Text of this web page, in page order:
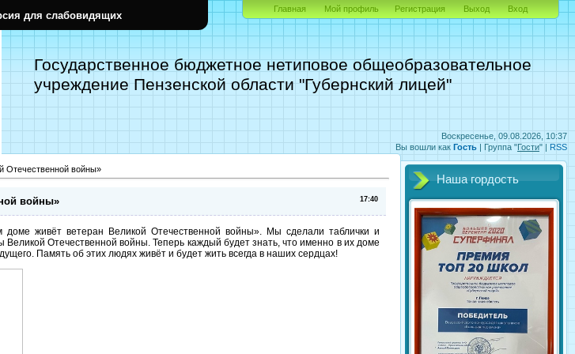
для слабовидящих
Воскресенье, 09.08.2026, 10:37
Вы вошли как Гость | Группа "Гости" | RSS
Государственное бюджетное нетиповое общеобразовательное
учреждение Пензенской области "Губернский лицей"
Главная Мой профиль Регистрация Выход Вход
Отечественной войны»
17:40
войны»
живёт ветеран Великой Отечественной войны». Мы сделали таблички и
Отечественной войны. Теперь каждый будет знать, что именно в их доме
Память об этих людях живёт и будет жить всегда в наших сердцах!
Наша гордость